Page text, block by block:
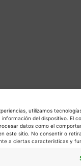
utilizamos
del dispositivo. El
datos como el
este sitio. No consentir o
a ciertas características y